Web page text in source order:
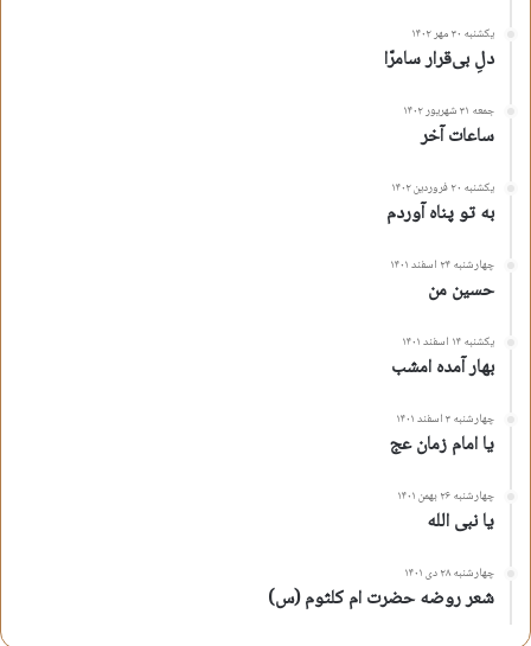
یکشنبه ۳۰ مهر ۱۴۰۲
دلِ بی‌قرار سامرّا
جمعه ۳۱ شهریور ۱۴۰۲
ساعات آخر
یکشنبه ۲۰ فروردین ۱۴۰۲
به تو پناه آوردم
چهارشنبه ۲۴ اسفند ۱۴۰۱
حسین من
یکشنبه ۱۴ اسفند ۱۴۰۱
بهار آمده امشب
چهارشنبه ۳ اسفند ۱۴۰۱
یا امام زمان عج
چهارشنبه ۲۶ بهمن ۱۴۰۱
یا نبی الله
چهارشنبه ۲۸ دی ۱۴۰۱
شعر روضه حضرت ام کلثوم (س)